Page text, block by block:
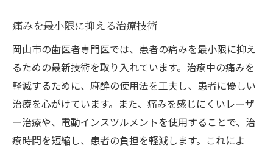
痛みを最小限に抑える治療技術
岡山市の歯医者専門医では、患者の痛みを最小限に抑え
るための最新技術を取り入れています。治療中の痛みを
軽減するために、麻酔の使用法を工夫し、患者に優しい
治療を心がけています。また、痛みを感じにくいレーザ
ー治療や、電動インスツルメントを使用することで、治
療時間を短縮し、患者の負担を軽減します。これによ